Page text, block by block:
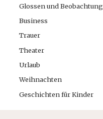
Glossen und
Business
Trauer
Theater
Urlaub
Weihnachten
Geschichten für Kinder